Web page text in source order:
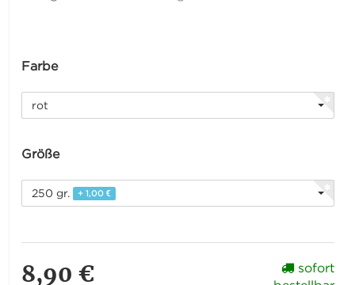
Farbe
rot
Größe
250 gr. + 1,00 €
8,90 €
sofort